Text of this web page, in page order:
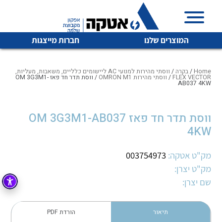
המוצרים שלנו חברות מייצגות
איכות | שרות | זמינות
אטקה בע”מ היא החברה הגדולה והמובילה בישראל בשיווק
חשמל
בקרה
לכל מוצרי היצרן לכל מוצרי היצרן
לכל מוצרי היצרן לכל מוצרי היצרן
Home
/בקרה / ווסתי מהירות למנועי AC ליישומים כלליים, משאבות, מעליות,
FLEX VECTOR
/ ווסתי מהירות OMRON M1 / ווסת תדר חד פאז OM 3G3M1-
AB037 4KW
ווסת תדר חד פאז OM 3G3M1-AB037
4KW
מק"ט אטקה: 003754973
מק"ט יצרן:
שם יצרן:
תיאור הורדת PDF